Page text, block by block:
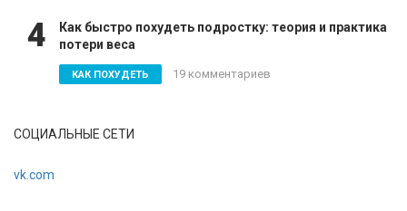
4
Как быстро похудеть подростку: теория и практика
потери веса
КАК ПОХУДЕТЬ 19 комментариев
СОЦИАЛЬНЫЕ СЕТИ
vk.com